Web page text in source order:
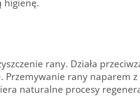
higienę.
rany. Działa
Przemywanie rany naparem z
naturalne procesy